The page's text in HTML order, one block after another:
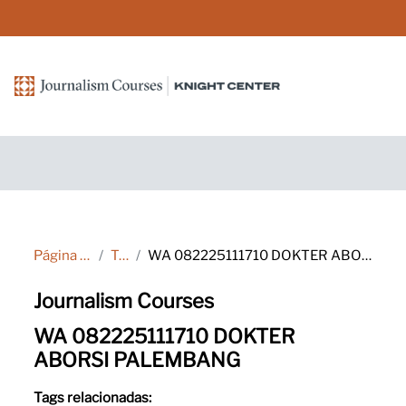
Página inicial Tags WA 082225111710 DOKTER ABORSI PALEMBANG
Journalism Courses
WA 082225111710 DOKTER
ABORSI PALEMBANG
Tags relacionadas: